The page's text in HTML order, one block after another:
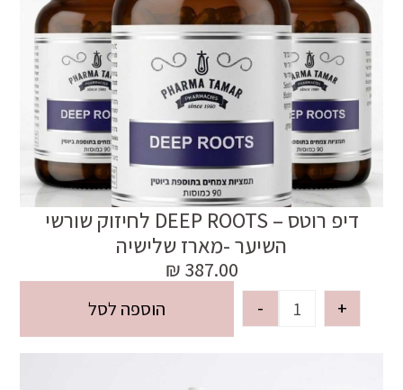
דיפ רוטס – DEEP ROOTS לחיזוק שורשי
השיער -מארז שלישיה
387.00
₪
- + הוספה לסל